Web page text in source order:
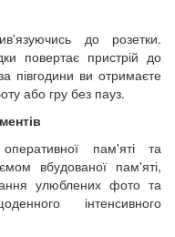
до розетки.
повертає пристрій до
півгодини ви отримаєте
або гру без пауз.
пам'яті та
вбудованої пам'яті,
улюблених фото та
інтенсивного